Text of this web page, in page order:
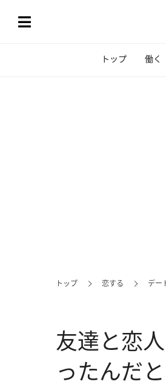
トップ 働く
トップ 恋する デー
友達と恋
ったんだ